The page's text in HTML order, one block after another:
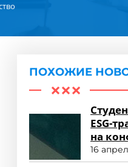
ПОХОЖИЕ
ESG-
на
16